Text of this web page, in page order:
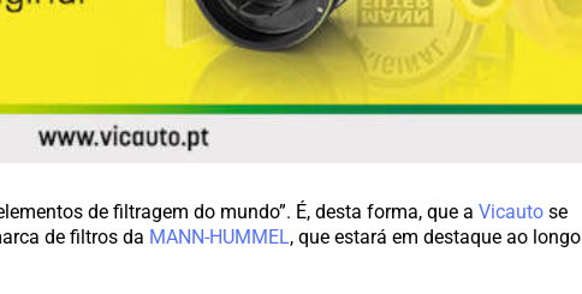
de filtragem do mundo”. É, desta forma, que aVicauto se
de filtros da MANN-HUMMEL, que estará em destaque ao longo